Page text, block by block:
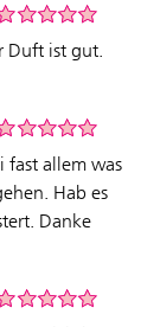
Duft ist gut.
fast allem was
Hab es
Danke